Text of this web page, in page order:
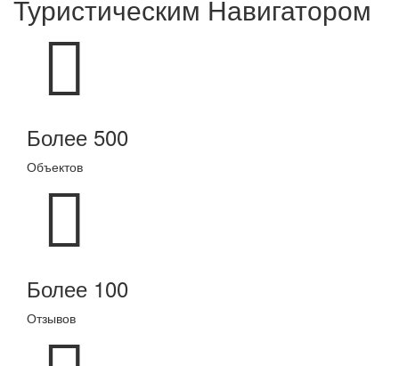
Туристическим Навигатором
Более 500
Объектов
Более 100
Отзывов